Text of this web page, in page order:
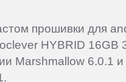
прошивки для
HYBRID 16GB
Marshmallow 6.0.1 и